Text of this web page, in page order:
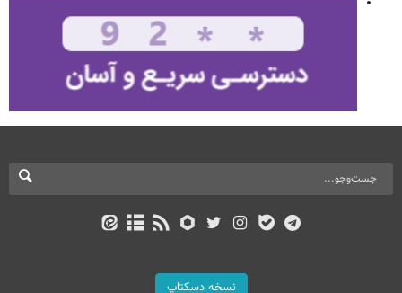
نسخه دسکتاپ